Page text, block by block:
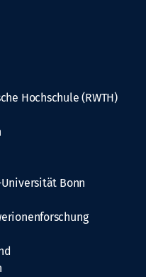
Hochschule (RWTH)
Bonn